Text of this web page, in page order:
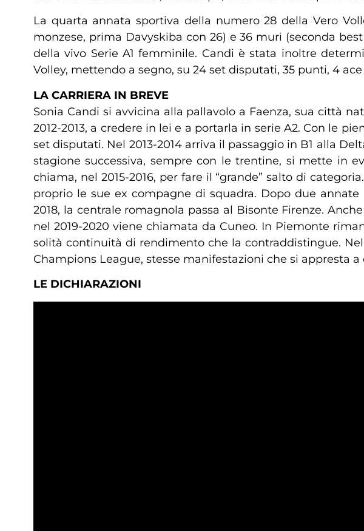
La quarta annata sportiva della numero 28 della Vero
monzese, prima Davyskiba con 26) e 36 muri (seconda
della vivo Serie A1 femminile. Candi è stata inoltre
Volley, mettendo a segno, su 24 set disputati, 35 punti, 4
LA CARRIERA IN BREVE
Sonia Candi si avvicina alla pallavolo a Faenza, sua città
2012-2013, a credere in lei e a portarla in serie A2. Con le
set disputati. Nel 2013-2014 arriva il passaggio in B1 alla
stagione successiva, sempre con le trentine, si mette in
chiama, nel 2015-2016, per fare il “grande” salto di
proprio le sue ex compagne di squadra. Dopo due
2018, la centrale romagnola passa al Bisonte Firenze.
nel 2019-2020 viene chiamata da Cuneo. In Piemonte
solità continuità di rendimento che la contraddistingue. Nel
Champions League, stesse manifestazioni che si appresta
LE DICHIARAZIONI